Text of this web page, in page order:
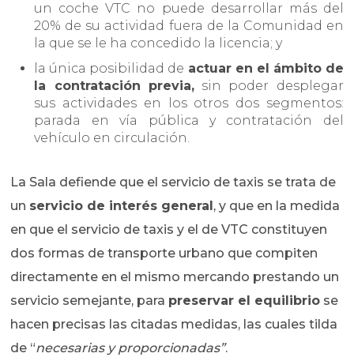
un coche VTC no puede desarrollar más del
20% de su actividad fuera de la Comunidad en
la que se le ha concedido la licencia; y
la única posibilidad de actuar en el ámbito de
la contratación previa,sin poder desplegar
sus actividades en los otros dos segmentos:
parada en vía pública y contratación del
vehículo en circulación.
La Sala defiende que el servicio de taxis se trata de
un servicio de interés general , y que en la medida
en que el servicio de taxis y el de VTC constituyen
dos formas de transporte urbano que compiten
directamente en el mismo mercando prestando un
servicio semejante, para preservar el equilibrio se
hacen precisas las citadas medidas, las cuales tilda
de “necesarias y proporcionadas”.